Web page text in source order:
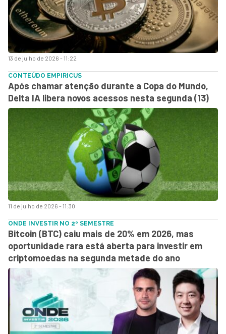
13 de julho de 2026 - 11:22
11 de julho de 2026 - 11:30
CONTEÚDO EMPIRICUS
Após chamar atenção durante a Copa do Mundo,
Delta IA libera novos acessos nesta segunda (13)
ONDE INVESTIR NO 2º SEMESTRE
Bitcoin (BTC) caiu mais de 20% em 2026, mas
oportunidade rara está aberta para investir em
criptomoedas na segunda metade do ano